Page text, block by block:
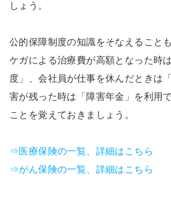
しょう。
公的保障制度の知識をそなえること
ケガによる治療費が高額となった時
度」、会社員が仕事を休んだときは
害が残った時は「障害年金」を利用
ことを覚えておきましょう。
⇒医療保険の一覧、詳細はこちら
⇒がん保険の一覧、詳細はこちら